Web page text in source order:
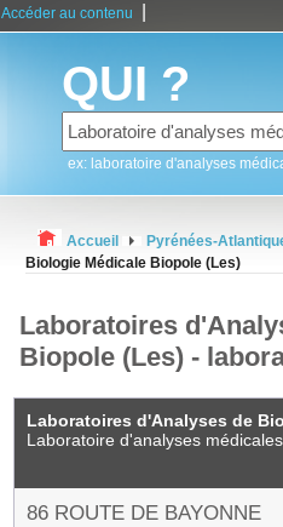
Accéder au contenu
QUI ?
ex: laboratoire d'analyses
Accueil
Pyrénées-
Biologie Médicale Biopole (Les)
Laboratoires
Biopole (Les) -
Laboratoires d'Analyses de
Laboratoire d'analyses médicales
86 ROUTE DE BAYONNE